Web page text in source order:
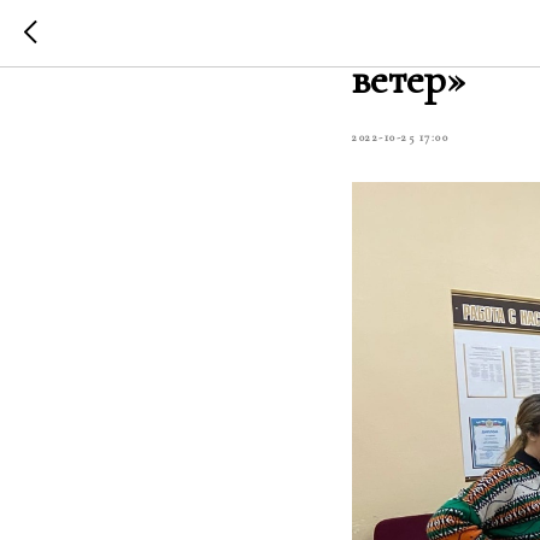
ветер»
2022-10-25 17:00